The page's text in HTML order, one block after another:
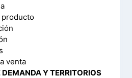
venta
DEMANDA Y TERRITORIOS